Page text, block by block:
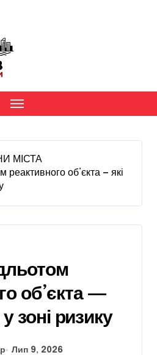
МІСТА
реактивного об’єкта — які
об’єкта —
зоні ризику
Лип 9, 2026